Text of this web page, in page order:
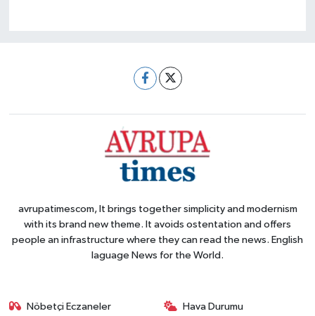
avrupatimescom, It brings together simplicity and modernism
with its brand new theme. It avoids ostentation and offers
people an infrastructure where they can read the news. English
laguage News for the World.
Nöbetçi Eczaneler Hava Durumu